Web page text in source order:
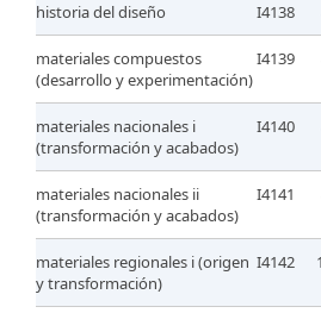
historia del diseño I4138
materiales compuestos
(desarrollo y experimentación)
I4139
materiales nacionales i
(transformación y acabados)
I4140
materiales nacionales ii
(transformación y acabados)
I4141
materiales regionales i (origen
y transformación)
I4142